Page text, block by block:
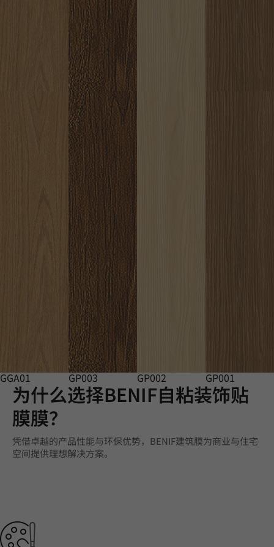
GGA01 GP003 GP002 GP001
为什么选择BENIF自粘装饰贴
膜膜？
凭借卓越的产品性能与环保优势，BENIF建筑膜为商业与住宅
空间提供理想解决方案。